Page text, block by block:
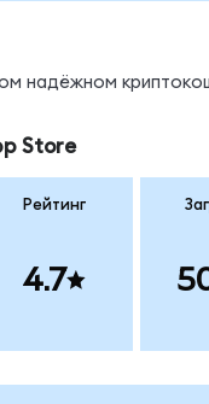
надёжном
Store
Рейтинг
4.7